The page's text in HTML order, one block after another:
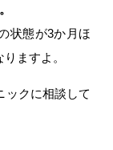
状態が3か月ほ
ますよ。
ックに相談して